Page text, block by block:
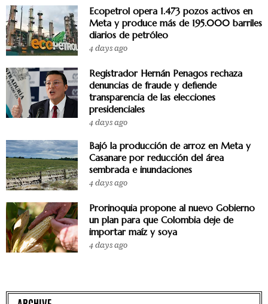
Ecopetrol opera 1.473 pozos activos en
Meta y produce más de 195.000 barriles
diarios de petróleo
4 days ago
Registrador Hernán Penagos rechaza
denuncias de fraude y defiende
transparencia de las elecciones
presidenciales
4 days ago
Bajó la producción de arroz en Meta y
Casanare por reducción del área
sembrada e inundaciones
4 days ago
Prorinoquia propone al nuevo Gobierno
un plan para que Colombia deje de
importar maíz y soya
4 days ago